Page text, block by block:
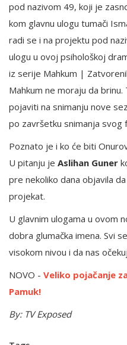
pod nazivom 49, koji je
kom glavnu ulogu tumači
radi se i na projektu pod
ulogu u ovoj psihološkoj
iz serije Mahkum |
Mahkum ne moraju da
pojaviti na snimanju nove
po završetku snimanja svog
Poznato je i ko će biti
U pitanju je Aslihan Guner
pre nekoliko dana objavila
projekat.
U glavnim ulogama u ovom
dobra glumačka imena. Svi
visokom nivou i da nas
NOVO - Veliko pojačanje
Pamuk!
By: TV Exposed